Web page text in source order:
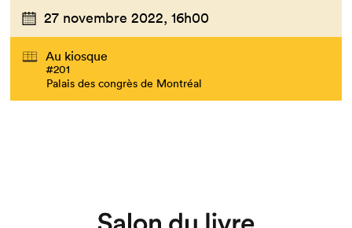
27 novembre 2022, 16h00
Au kiosque
#201
Palais des congrès de Montréal